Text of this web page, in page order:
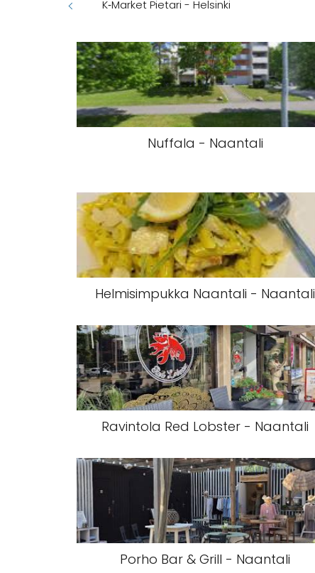
K‑Market Pietari - Helsinki
Nuffala - Naantali
Helmisimpukka Naantali - Naantali
Ravintola Red Lobster - Naantali
Porho Bar & Grill - Naantali